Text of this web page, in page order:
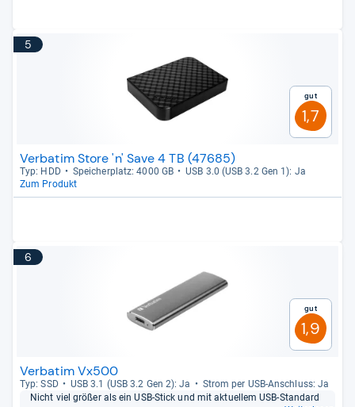
5
Gut
1,7
Verbatim Store 'n' Save 4 TB (47685)
Typ: HDD Spei­cher­platz: 4000 GB
USB 3.0 (USB 3.2 Gen 1): Ja
Zum Produkt
6
Gut
1,9
Verbatim Vx500
Typ: SSD USB 3.1 (USB 3.2 Gen 2): Ja
Strom per USB-​Anschluss: Ja
Nicht viel grö­ßer als ein USB-​Stick und mit aktu­el­lem USB-​Stan­dard